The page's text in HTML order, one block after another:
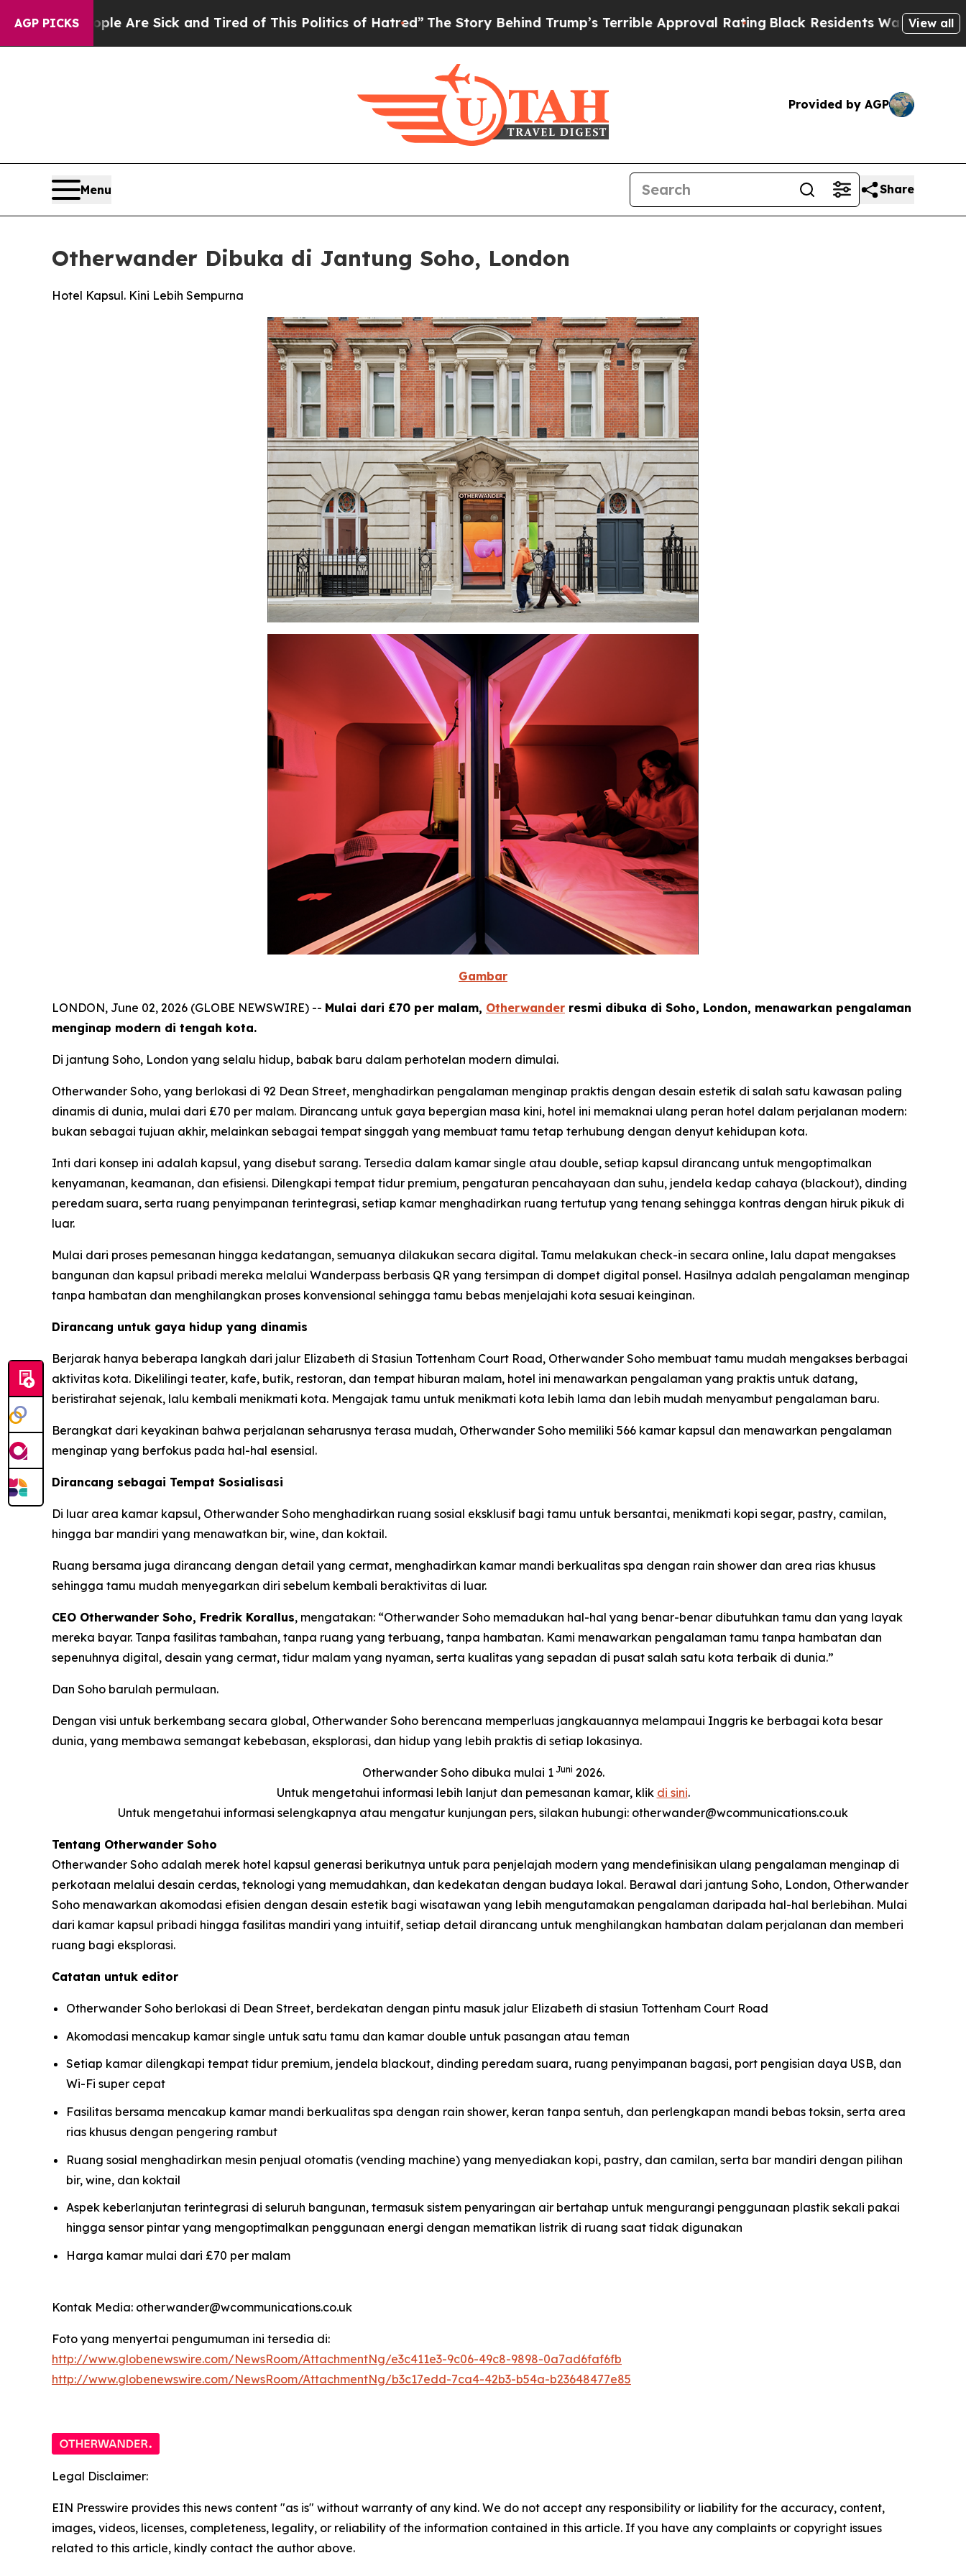
AGP PICKS
Are Sick and Tired of This Politics of Hatred”The Story Behind Trump’s Terrible Approval RatingBlack Residents Warned of Abusive Cops
View all
Provided by AGP
Menu Share
Otherwander Dibuka di Jantung Soho, London
Hotel Kapsul. Kini Lebih Sempurna
Gambar
LONDON, June 02, 2026 (GLOBE NEWSWIRE) -- Mulai dari £70 per malam, Otherwander resmi dibuka di Soho, London, menawarkan pengalaman
menginap modern di tengah kota.
Di jantung Soho, London yang selalu hidup, babak baru dalam perhotelan modern dimulai.
Otherwander Soho, yang berlokasi di 92 Dean Street, menghadirkan pengalaman menginap praktis dengan desain estetik di salah satu kawasan paling
dinamis di dunia, mulai dari £70 per malam. Dirancang untuk gaya bepergian masa kini, hotel ini memaknai ulang peran hotel dalam perjalanan modern:
bukan sebagai tujuan akhir, melainkan sebagai tempat singgah yang membuat tamu tetap terhubung dengan denyut kehidupan kota.
Inti dari konsep ini adalah kapsul, yang disebut sarang. Tersedia dalam kamar single atau double, setiap kapsul dirancang untuk mengoptimalkan
kenyamanan, keamanan, dan efisiensi. Dilengkapi tempat tidur premium, pengaturan pencahayaan dan suhu, jendela kedap cahaya (blackout), dinding
peredam suara, serta ruang penyimpanan terintegrasi, setiap kamar menghadirkan ruang tertutup yang tenang sehingga kontras dengan hiruk pikuk di
luar.
Mulai dari proses pemesanan hingga kedatangan, semuanya dilakukan secara digital. Tamu melakukan check-in secara online, lalu dapat mengakses
bangunan dan kapsul pribadi mereka melalui Wanderpass berbasis QR yang tersimpan di dompet digital ponsel. Hasilnya adalah pengalaman menginap
tanpa hambatan dan menghilangkan proses konvensional sehingga tamu bebas menjelajahi kota sesuai keinginan.
Dirancang untuk gaya hidup yang dinamis
Berjarak hanya beberapa langkah dari jalur Elizabeth di Stasiun Tottenham Court Road, Otherwander Soho membuat tamu mudah mengakses berbagai
aktivitas kota. Dikelilingi teater, kafe, butik, restoran, dan tempat hiburan malam, hotel ini menawarkan pengalaman yang praktis untuk datang,
beristirahat sejenak, lalu kembali menikmati kota. Mengajak tamu untuk menikmati kota lebih lama dan lebih mudah menyambut pengalaman baru.
Berangkat dari keyakinan bahwa perjalanan seharusnya terasa mudah, Otherwander Soho memiliki 566 kamar kapsul dan menawarkan pengalaman
menginap yang berfokus pada hal-hal esensial.
Dirancang sebagai Tempat Sosialisasi
Di luar area kamar kapsul, Otherwander Soho menghadirkan ruang sosial eksklusif bagi tamu untuk bersantai, menikmati kopi segar, pastry, camilan,
hingga bar mandiri yang menawatkan bir, wine, dan koktail.
Ruang bersama juga dirancang dengan detail yang cermat, menghadirkan kamar mandi berkualitas spa dengan rain shower dan area rias khusus
sehingga tamu mudah menyegarkan diri sebelum kembali beraktivitas di luar.
CEO Otherwander Soho, Fredrik Korallus, mengatakan: “Otherwander Soho memadukan hal-hal yang benar-benar dibutuhkan tamu dan yang layak
mereka bayar. Tanpa fasilitas tambahan, tanpa ruang yang terbuang, tanpa hambatan. Kami menawarkan pengalaman tamu tanpa hambatan dan
sepenuhnya digital, desain yang cermat, tidur malam yang nyaman, serta kualitas yang sepadan di pusat salah satu kota terbaik di dunia.”
Dan Soho barulah permulaan.
Dengan visi untuk berkembang secara global, Otherwander Soho berencana memperluas jangkauannya melampaui Inggris ke berbagai kota besar
dunia, yang membawa semangat kebebasan, eksplorasi, dan hidup yang lebih praktis di setiap lokasinya.
Otherwander Soho dibuka mulai 1 Juni 2026.
Untuk mengetahui informasi lebih lanjut dan pemesanan kamar, klik di sini.
Untuk mengetahui informasi selengkapnya atau mengatur kunjungan pers, silakan hubungi: otherwander@wcommunications.co.uk
Tentang Otherwander Soho
Otherwander Soho adalah merek hotel kapsul generasi berikutnya untuk para penjelajah modern yang mendefinisikan ulang pengalaman menginap di
perkotaan melalui desain cerdas, teknologi yang memudahkan, dan kedekatan dengan budaya lokal. Berawal dari jantung Soho, London, Otherwander
Soho menawarkan akomodasi efisien dengan desain estetik bagi wisatawan yang lebih mengutamakan pengalaman daripada hal-hal berlebihan. Mulai
dari kamar kapsul pribadi hingga fasilitas mandiri yang intuitif, setiap detail dirancang untuk menghilangkan hambatan dalam perjalanan dan memberi
ruang bagi eksplorasi.
Catatan untuk editor
Otherwander Soho berlokasi di Dean Street, berdekatan dengan pintu masuk jalur Elizabeth di stasiun Tottenham Court Road
Akomodasi mencakup kamar single untuk satu tamu dan kamar double untuk pasangan atau teman
Setiap kamar dilengkapi tempat tidur premium, jendela blackout, dinding peredam suara, ruang penyimpanan bagasi, port pengisian daya USB, dan
Wi-Fi super cepat
Fasilitas bersama mencakup kamar mandi berkualitas spa dengan rain shower, keran tanpa sentuh, dan perlengkapan mandi bebas toksin, serta area
rias khusus dengan pengering rambut
Ruang sosial menghadirkan mesin penjual otomatis (vending machine) yang menyediakan kopi, pastry, dan camilan, serta bar mandiri dengan pilihan
bir, wine, dan koktail
Aspek keberlanjutan terintegrasi di seluruh bangunan, termasuk sistem penyaringan air bertahap untuk mengurangi penggunaan plastik sekali pakai
hingga sensor pintar yang mengoptimalkan penggunaan energi dengan mematikan listrik di ruang saat tidak digunakan
Harga kamar mulai dari £70 per malam
Kontak Media: otherwander@wcommunications.co.uk
Foto yang menyertai pengumuman ini tersedia di:
http://www.globenewswire.com/NewsRoom/AttachmentNg/e3c411e3-9c06-49c8-9898-0a7ad6faf6fb
http://www.globenewswire.com/NewsRoom/AttachmentNg/b3c17edd-7ca4-42b3-b54a-b23648477e85
Legal Disclaimer:
EIN Presswire provides this news content "as is" without warranty of any kind. We do not accept any responsibility or liability for the accuracy, content,
images, videos, licenses, completeness, legality, or reliability of the information contained in this article. If you have any complaints or copyright issues
related to this article, kindly contact the author above.